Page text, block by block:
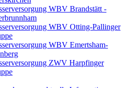
WBV Brandstätt -
WBV Otting-Pallinger
WBV Emertsham-
ZWV Harpfinger